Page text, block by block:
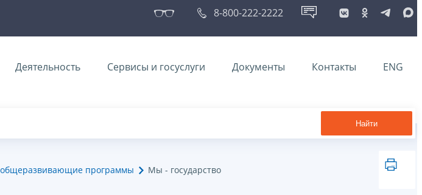
8-800-222-2222
Деятельность Сервисы и госуслуги Документы Контакты ENG
Найти
программы Мы - государство